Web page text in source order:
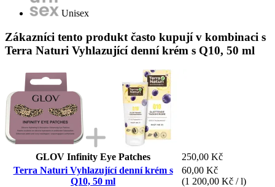
Unisex
Zákazníci tento produkt často kupují v kombinaci s
Terra Naturi Vyhlazující denní krém s Q10, 50 ml
GLOV Infinity Eye Patches
250,00 Kč
Terra Naturi Vyhlazující denní krém s
Q10, 50 ml
60,00 Kč
(1 200,00 Kč / l)